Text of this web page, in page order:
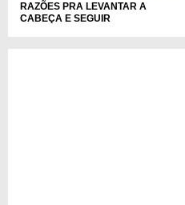
RAZÕES PRA LEVANTAR A
CABEÇA E SEGUIR